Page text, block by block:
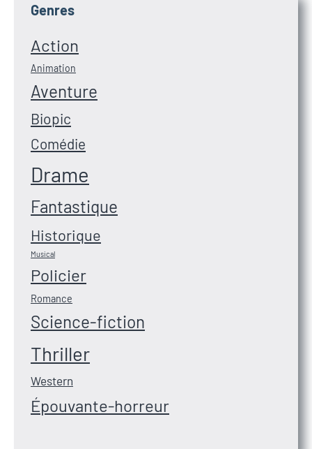
Genres
Action
Animation
Aventure
Biopic
Comédie
Drame
Fantastique
Historique
Musical
Policier
Romance
Science-fiction
Thriller
Western
Épouvante-horreur